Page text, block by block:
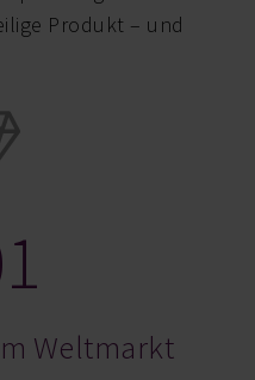
Produkt – und
Weltmarkt